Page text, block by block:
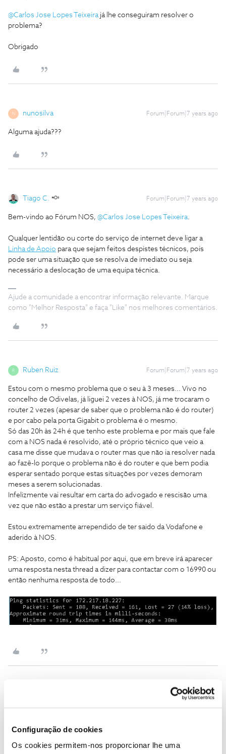
Configuração de cookies
Os cookies permitem-nos proporcionar lhe uma
@Carlos Jose Lopes Teixeirajá lhe conseguiram resolver o
problema?
Obrigado
N nunosilva Forum|Forum|7 years ago
Alguma ajuda???
Tiago C. Forum|Forum|7 years ago
Bem-vindo ao Fórum NOS, @Carlos Jose Lopes Teixeira.
Qualquer lentidão ou corte do serviço de internet deve ligar a
Linha de Apoio para que sejam feitos despistes técnicos, pois
pode ser uma situação que se resolva de imediato ou seja
necessário a deslocação de uma equipa técnica.
Ajude a comunidade a encontrar informação relevante. Marque
como "Melhor Resposta" e faça "Like" nos melhores comentários.
R Ruben Ruiz Forum|Forum|7 years ago
Estou com o mesmo problema que o seu à 3 meses... Vivo no
concelho de Odivelas, já liguei 2 vezes à NOS, já me trocaram o
router 2 vezes (apesar de saber que o problema não é do router)
e por cabo pela porta Gigabit o problema é o mesmo.
Só das 20h às 24h é que tenho este problema e por mais que fale
com a NOS nada é resolvido, até o próprio técnico que veio a
casa me disse que mudava o router mas que não ia resolver nada
ao fazê-lo porque o problema não é do router e que bem podia
esperar sentado porque estas situações por vezes demoram
meses a serem solucionadas.
Infelizmente vai resultar em carta do advogado e rescisão uma
vez que não estão a prestar um serviço fiável.
Estou extremamente arrependido de ter saido da Vodafone e
aderido à NOS.
PS: Aposto, como é habitual por aqui, que em breve irá aparecer
uma resposta nesta thread a dizer para contactar com o 16990 ou
então nenhuma resposta de todo...
Forum|Forum|7 years ago